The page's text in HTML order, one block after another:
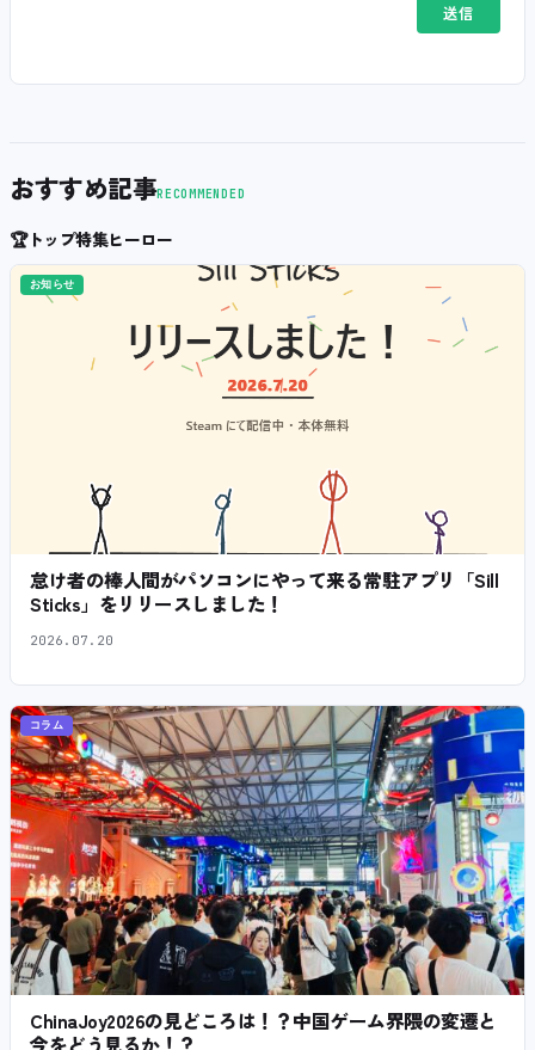
おすすめ記事RECOMMENDED
🏆トップ特集ヒーロー
お知らせ
怠け者の棒人間がパソコンにやって来る常駐アプリ「Sill
Sticks」をリリースしました！
2026.07.20
コラム
ChinaJoy2026の見どころは！？中国ゲーム界隈の変遷と